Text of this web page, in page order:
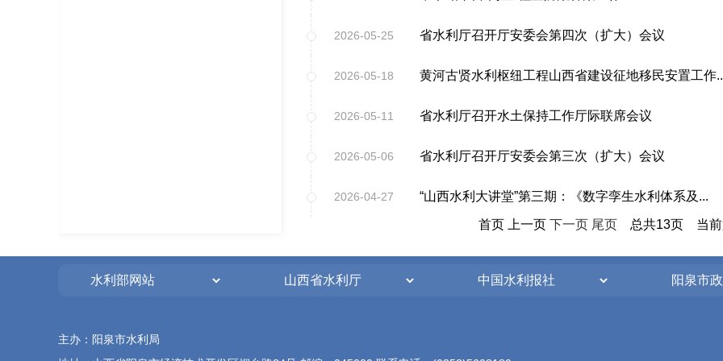
2026-05-25 省水利厅召开厅安委会第四次（扩大）会议
2026-05-18 黄河古贤水利枢纽工程山西省建设征地移民安置工作
2026-05-11 省水利厅召开水土保持工作厅际联席会议
2026-05-06 省水利厅召开厅安委会第三次（扩大）会议
2026-04-27 “山西水利大讲堂”第三期：《数字孪生水利体系及...
首页 上一页 下一页 尾页 总共13页 当
主办：阳泉市水利局